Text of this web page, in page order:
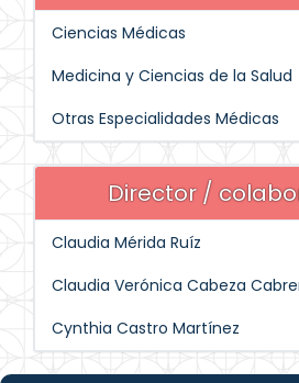
Ciencias Médicas
Medicina y Ciencias de la Salud
Otras Especialidades Médicas
Director /
Claudia Mérida Ruíz
Claudia Verónica Cabeza
Cynthia Castro Martínez